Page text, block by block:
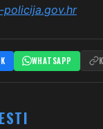
WHATSAPP